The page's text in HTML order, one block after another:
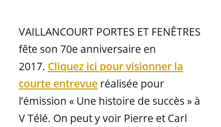
VAILLANCOURT PORTES ET FENÊTRES
fête son 70e anniversaire en
2017. Cliquez ici pour visionner la
courte entrevue réalisée pour
l’émission « Une histoire de succès » à
V Télé. On peut y voir Pierre et Carl
Fenêtres fixes
Fenêtres architecturales
Matériaux de fenêtres
FAQ
CONCEPTION